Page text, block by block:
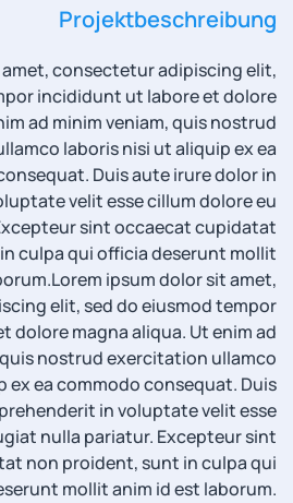
Projektbeschreibung
consectetur adipiscing elit,
incididunt ut labore et dolore
ad minim veniam, quis nostrud
laboris nisi ut aliquip ex ea
Duis aute irure dolor in
velit esse cillum dolore eu
sint occaecat cupidatat
culpa qui officia deserunt mollit
Lorem ipsum dolor sit amet,
elit, sed do eiusmod tempor
dolore magna aliqua. Ut enim ad
nostrud exercitation ullamco
ex ea commodo consequat. Duis
in voluptate velit esse
nulla pariatur. Excepteur sint
non proident, sunt in culpa qui
mollit anim id est laborum.